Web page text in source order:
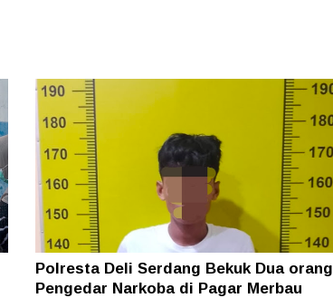
Polresta Deli Serdang Bekuk Dua orang
Pengedar Narkoba di Pagar Merbau